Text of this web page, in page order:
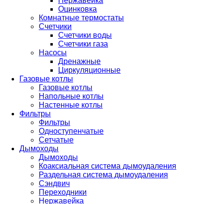
Оцинковка
Комнатные термостаты
Счетчики
Счетчики воды
Счетчики газа
Насосы
Дренажные
Циркуляционные
Газовые котлы
Газовые котлы
Напольные котлы
Настенные котлы
Фильтры
Фильтры
Одноступенчатые
Сетчатые
Дымоходы
Дымоходы
Коаксиальная система дымоудаления
Раздельная система дымоудаления
Сэндвич
Переходники
Нержавейка